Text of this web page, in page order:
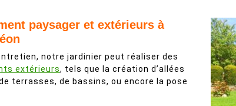
paysager et extérieurs à
notre jardinier peut réaliser des
extérieurs, tels que la création d’allées
terrasses, de bassins, ou encore la pose